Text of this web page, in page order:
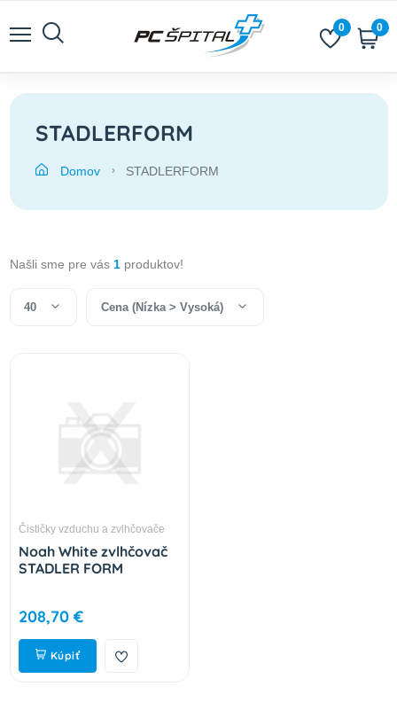
0 0
STADLERFORM
Domov STADLERFORM
Našli sme pre vás 1produktov!
40 Cena (Nízka > Vysoká)
Čističky vzduchu a zvlhčovače
Noah White zvlhčovač
STADLER FORM
208,70 €
Kúpiť